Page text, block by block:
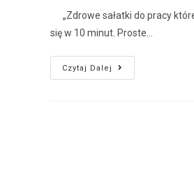
„Zdrowe sałatki do pracy
się w 10 minut. Proste…
Czytaj Dalej